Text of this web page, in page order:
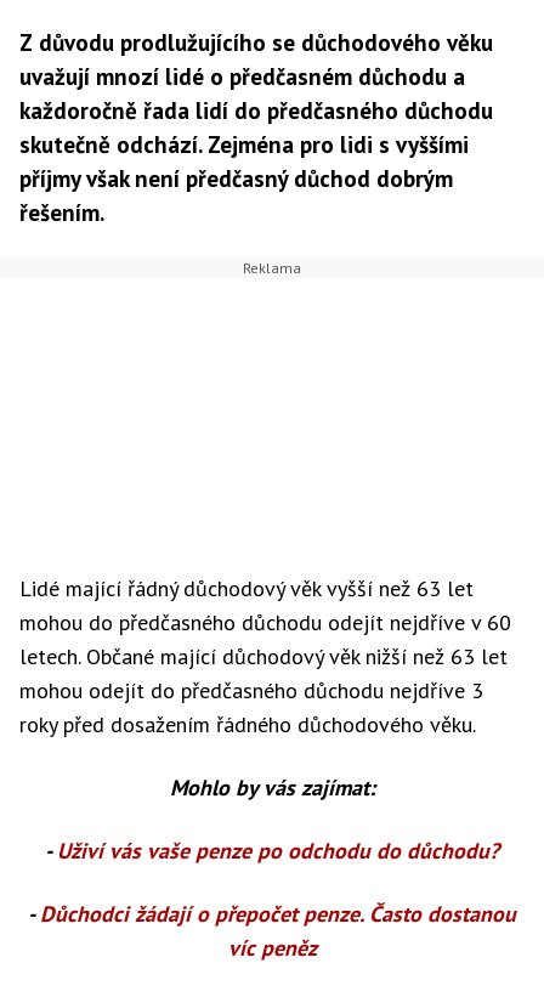
Z důvodu prodlužujícího se důchodového věku
uvažují mnozí lidé o předčasném důchodu a
každoročně řada lidí do předčasného důchodu
skutečně odchází. Zejména pro lidi s vyššími
příjmy však není předčasný důchod dobrým
řešením.
Lidé mající řádný důchodový věk vyšší než 63 let
mohou do předčasného důchodu odejít nejdříve v 60
letech. Občané mající důchodový věk nižší než 63 let
mohou odejít do předčasného důchodu nejdříve 3
roky před dosažením řádného důchodového věku.
Mohlo by vás zajímat:
-Uživí vás vaše penze po odchodu do důchodu?
-Důchodci žádají o přepočet penze. Často dostanou
víc peněz